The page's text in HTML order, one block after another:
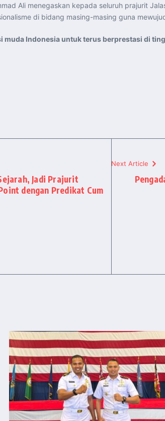
Ali menegaskan kepada seluruh prajurit
di bidang masing-masing guna
Indonesia untuk terus berprestasi di
Jadi Prajurit
dengan Predikat Cum
Next Article